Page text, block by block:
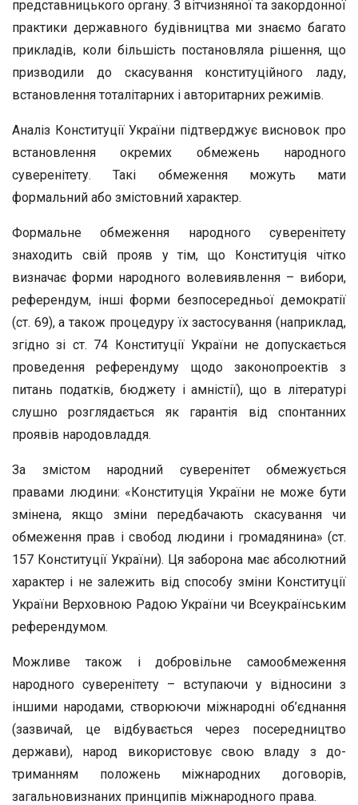
представницького органу. З вітчизняної та закордонної
практики державного будівництва ми знаємо багато
прикладів, коли більшість постановляла рішення, що
призводили до скасування конституційного ладу,
встановлення тоталітарних і авторитарних режимів.
Аналіз Конституції України підтверджує висновок про
встановлення окремих обмежень народного
суверенітету. Такі обмеження можуть мати
формальний або змістовний характер.
Формальне обмеження народного суверенітету
знаходить свій прояв у тім, що Конституція чітко
визначає форми народного волевиявлення – вибори,
референдум, інші форми безпосередньої демократії
(ст. 69), а також процедуру їх застосування (наприклад,
згідно зі ст. 74 Конституції України не допускається
проведення референдуму щодо законопроектів з
питань податків, бюджету і амністії), що в літературі
слушно розглядається як гарантія від спонтанних
проявів народовладдя.
За змістом народний суверенітет обмежується
правами людини: «Конституція України не може бути
змінена, якщо зміни передбачають скасування чи
обмеження прав і свобод людини і громадянина» (ст.
157 Конституції України). Ця заборона має абсолютний
характер і не залежить від способу зміни Конституції
України Верховною Радою України чи Всеукраїнським
референдумом.
Можливе також і добровільне самообмеження
народного суверенітету – вступаючи у відносини з
іншими народами, створюючи міжнародні об’єднання
(зазвичай, це відбувається через посередництво
держави), народ використовує свою владу з до-
триманням положень міжнародних договорів,
загальновизнаних принципів міжнародного права.